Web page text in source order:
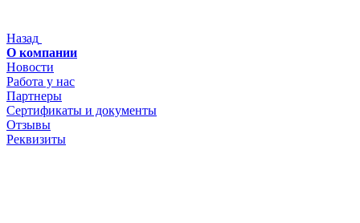
Назад
О компании
Новости
Работа у нас
Партнеры
Сертификаты и документы
Отзывы
Реквизиты